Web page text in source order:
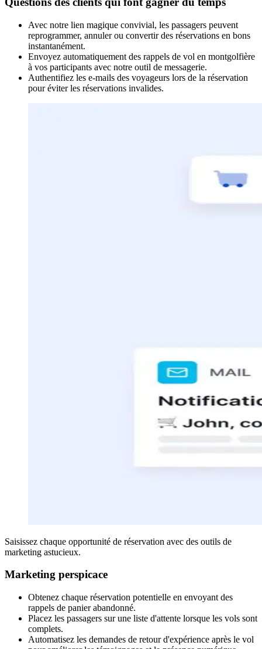
Avec notre lien magique convivial, les passagers peuvent
reprogrammer, annuler ou convertir des réservations en bons
instantanément.
Envoyez automatiquement des rappels de vol en montgolfière
à vos participants avec notre outil de messagerie.
Authentifiez les e-mails des voyageurs lors de la réservation
pour éviter les réservations invalides.
Saisissez chaque opportunité de réservation avec des outils de
marketing astucieux.
Marketing perspicace
Obtenez chaque réservation potentielle en envoyant des
rappels de panier abandonné.
Placez les passagers sur une liste d'attente lorsque les vols sont
complets.
Automatisez les demandes de retour d'expérience après le vol